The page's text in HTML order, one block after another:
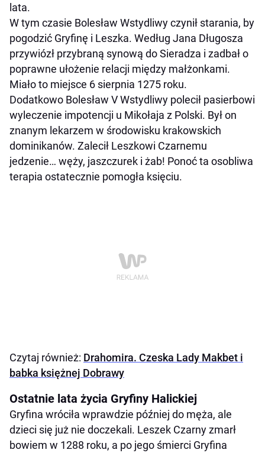
lata.
W tym czasie Bolesław Wstydliwy czynił starania, by
pogodzić Gryfinę i Leszka. Według Jana Długosza
przywiózł przybraną synową do Sieradza i zadbał o
poprawne ułożenie relacji między małżonkami.
Miało to miejsce 6 sierpnia 1275 roku.
Dodatkowo Bolesław V Wstydliwy polecił pasierbowi
wyleczenie impotencji u Mikołaja z Polski. Był on
znanym lekarzem w środowisku krakowskich
dominikanów. Zalecił Leszkowi Czarnemu
jedzenie… węży, jaszczurek i żab! Ponoć ta osobliwa
terapia ostatecznie pomogła księciu.
Czytaj również: Drahomira. Czeska Lady Makbet i
babka księżnej Dobrawy
Ostatnie lata życia Gryfiny Halickiej
Gryfina wróciła wprawdzie później do męża, ale
dzieci się już nie doczekali. Leszek Czarny zmarł
bowiem w 1288 roku, a po jego śmierci Gryfina